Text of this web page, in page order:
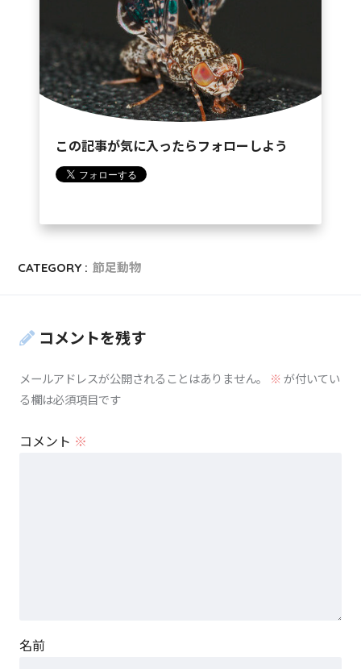
この記事が気に入ったらフォローしよう
CATEGORY : 節足動物
コメントを残す
メールアドレスが公開されることはありません。 ※が付いてい
る欄は必須項目です
コメント ※
名前